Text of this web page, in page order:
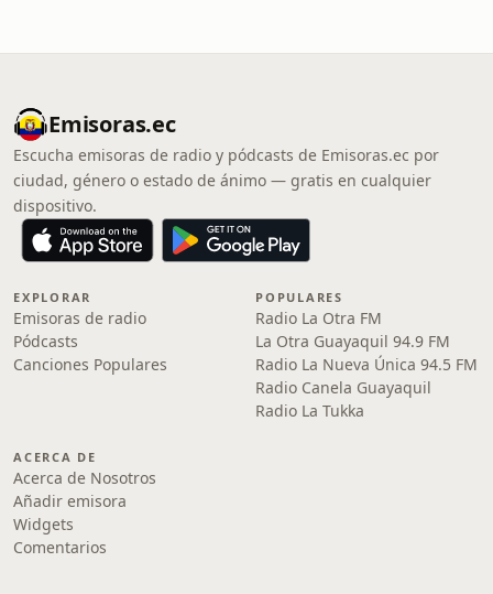
Emisoras.ec
Escucha emisoras de radio y pódcasts de Emisoras.ec por
ciudad, género o estado de ánimo — gratis en cualquier
dispositivo.
EXPLORAR
Emisoras de radio
Pódcasts
Canciones Populares
POPULARES
Radio La Otra FM
La Otra Guayaquil 94.9 FM
Radio La Nueva Única 94.5 FM
Radio Canela Guayaquil
Radio La Tukka
ACERCA DE
Acerca de Nosotros
Añadir emisora
Widgets
Comentarios